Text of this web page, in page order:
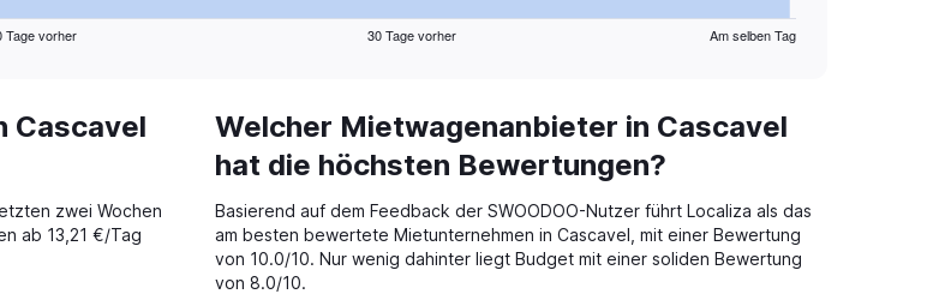
Tage vorher 30 Tage vorher Am selben Tag
Cascavel
zwei Wochen
ab 13,21 €/Tag
Welcher Mietwagenanbieter in Cascavel
hat die höchsten Bewertungen?
Basierend auf dem Feedback der SWOODOO-Nutzer führt Localiza als das
am besten bewertete Mietunternehmen in Cascavel, mit einer Bewertung
von 10.0/10. Nur wenig dahinter liegt Budget mit einer soliden Bewertung
von 8.0/10.